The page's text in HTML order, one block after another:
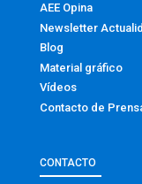
AEE Opina
Newsletter
Blog
Material gráfico
Vídeos
Contacto de
CONTACTO